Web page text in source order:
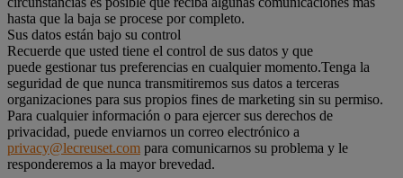
hasta que la baja se procese por completo.
Sus datos están bajo su control
Recuerde que usted tiene el control de sus datos y que
puede gestionar tus preferencias en cualquier momento.Tenga la
seguridad de que nunca transmitiremos sus datos a terceras
organizaciones para sus propios fines de marketing sin su permiso.
Para cualquier información o para ejercer sus derechos de
privacidad, puede enviarnos un correo electrónico a
privacy@lecreuset.com para comunicarnos su problema y le
responderemos a la mayor brevedad.